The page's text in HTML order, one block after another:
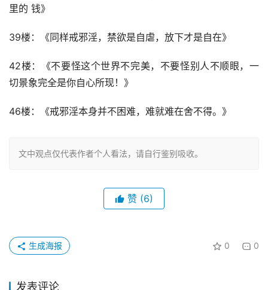
里的 钱》
39楼：《同样戒邪淫，禁欲是自虐，放下才是自在》
42楼：《不要怪这个世界不完美，不要怪别人不顺眼，一
切景象完全是你自心所现！》
46楼：《戒邪淫本身并不困难，难就难在舍不得。》
文中观点仅代表作者个人看法，请自行鉴别吸收。
赞 (6)
0 0
生成海报
发表评论